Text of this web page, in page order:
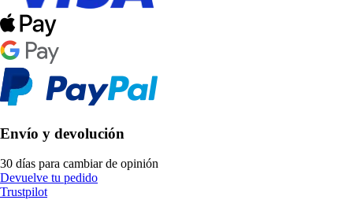
Envío y devolución
30 días para cambiar de opinión
Devuelve tu pedido
Trustpilot